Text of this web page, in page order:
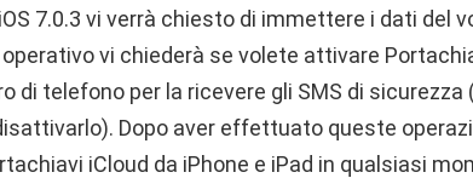
7.0.3 vi verrà chiesto di immettere i dati del
vi chiederà se volete attivare
di telefono per la ricevere gli SMS di sicurezza
Dopo aver effettuato queste
iCloud da iPhone e iPad in qualsiasi